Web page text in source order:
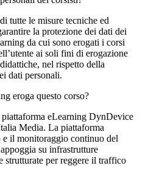
tutte le misure tecniche ed
la protezione dei dati dei
da cui sono erogati i corsi
ai soli fini di erogazione
nel rispetto della
dati personali.
eroga questo corso?
eLearning DynDevice
Media. La piattaforma
e il monitoraggio continuo del
su infrastrutture
strutturate per reggere il traffico